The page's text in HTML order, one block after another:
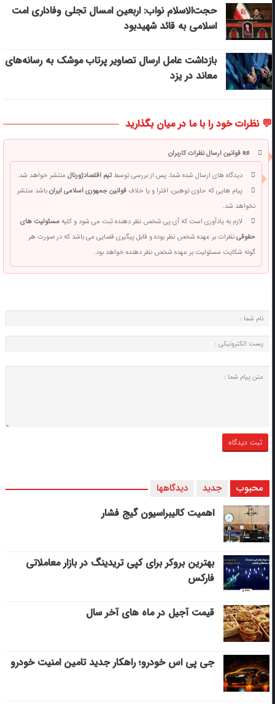
حجت‌الاسلام نواب: اربعین امسال تجلی وفاداری امت
اسلامی به قائد شهیدبود
بازداشت عامل ارسال تصاویر پرتاب موشک به رسانه‌های
معاند در یزد
💬 نظرات خود را با ما در میان بگذارید
📜 قوانین ارسال نظرات کاربران
دیدگاه های ارسال شده شما، پس از بررسی توسطتیم اقتصادژورنالمنتشر خواهد شد.
پیام هایی که حاوی توهین، افترا و یا خلافقوانین جمهوری اسلامی ایرانباشد منتشر
نخواهد شد.
لازم به یادآوری است که آی پی شخص نظر دهنده ثبت می شود و کلیهمسئولیت های
حقوقینظرات بر عهده شخص نظر بوده و قابل پیگیری قضایی می باشد که در صورت هر
گونه شکایت مسئولیت بر عهده شخص نظر دهنده خواهد بود.
محبوب جدید دیدگاهها
اهمیت کالیبراسیون گیج فشار
بهترین بروکر برای کپی‌ تریدینگ در بازار معاملاتی
فارکس
قیمت آجیل در ماه های آخر سال
جی پی اس خودرو؛ راهکار جدید تامین امنیت خودرو